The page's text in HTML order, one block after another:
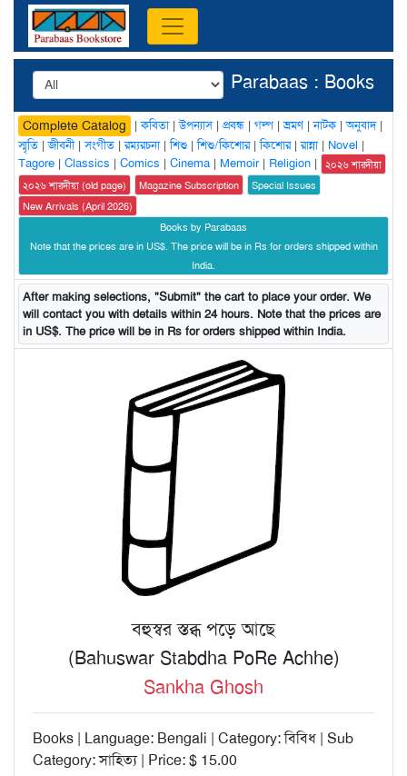
Parabaas : Books
Complete Catalog |কবিতা|উপন্যাস| প্রবন্ধ | গল্প |ভ্রমণ|নাটক |অনুবাদ|
স্মৃতি |জীবনী|সংগীত |রম্যরচনা|শিশু |শিশু/কিশোর|কিশোর|রান্না| Novel |
Tagore | Classics | Comics | Cinema | Memoir| Religion |
২০২৬ শারদীয়া
২০২৬ শারদীয়া (old page)
Magazine Subscription
Special Issues
New Arrivals (April 2026)
Books by Parabaas
Note that the prices are in US$. The price will be in Rs for orders shipped within
India.
After making selections, "Submit" the cart to place your order. We
will contact you with details within 24 hours. Note that the prices are
in US$. The price will be in Rs for orders shipped within India.
বহুস্বর স্তব্ধ পড়ে আছে
(Bahuswar Stabdha PoRe Achhe)
Sankha Ghosh
Books | Language: Bengali | Category: বিবিধ | Sub
Category: সাহিত্য | Price: $ 15.00